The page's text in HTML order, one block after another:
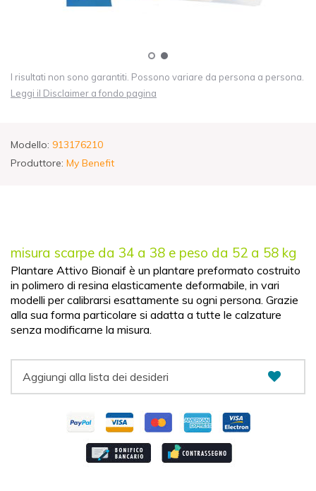
I risultati non sono garantiti. Possono variare da persona a persona.
Leggi il Disclaimer a fondo pagina
Modello: 913176210
Produttore: My Benefit
misura scarpe da 34 a 38 e peso da 52 a 58 kg
Plantare Attivo Bionaif è un plantare preformato costruito
in polimero di resina elasticamente deformabile, in vari
modelli per calibrarsi esattamente su ogni persona. Grazie
alla sua forma particolare si adatta a tutte le calzature
senza modificarne la misura.
Aggiungi alla lista dei desideri